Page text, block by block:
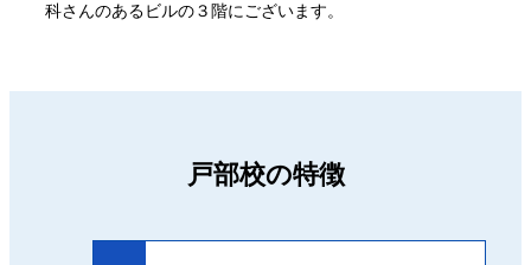
科さんのあるビルの３階にございます。
戸部校の特徴